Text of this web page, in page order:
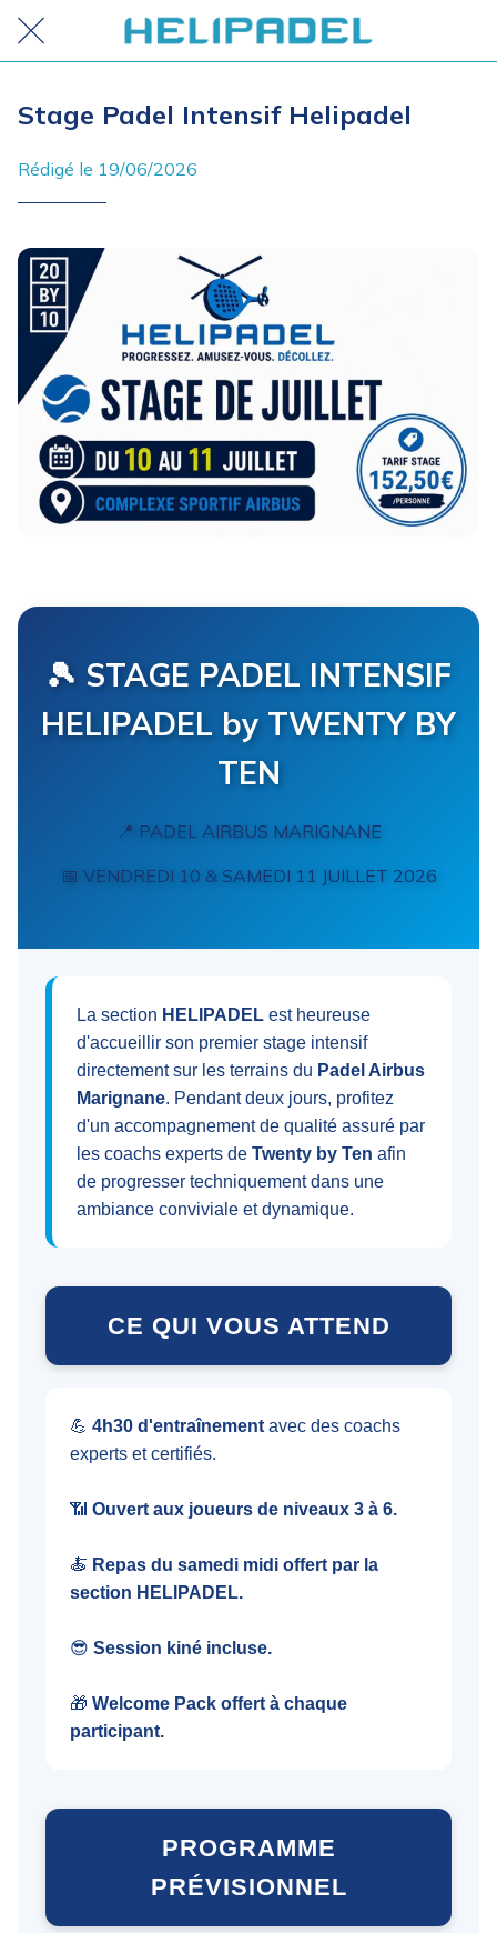
Stage Padel Intensif Helipadel
Rédigé le 19/06/2026
🎾 STAGE PADEL INTENSIF
HELIPADEL by TWENTY BY
TEN
📍 PADEL AIRBUS MARIGNANE
📅 VENDREDI 10 & SAMEDI 11 JUILLET 2026
La section HELIPADEL est heureuse
d'accueillir son premier stage intensif
directement sur les terrains du Padel Airbus
Marignane. Pendant deux jours, profitez
d'un accompagnement de qualité assuré par
les coachs experts de Twenty by Ten afin
de progresser techniquement dans une
ambiance conviviale et dynamique.
CE QUI VOUS ATTEND
💪 4h30 d'entraînement avec des coachs
experts et certifiés.
📶 Ouvert aux joueurs de niveaux 3 à 6.
🍝 Repas du samedi midi offert par la
section HELIPADEL.
😎 Session kiné incluse.
🎁 Welcome Pack offert à chaque
participant.
PROGRAMME
PRÉVISIONNEL